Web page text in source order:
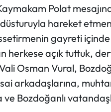
Polat
hareket
gayreti içinde
herkese açık tuttuk,
Osman Vural,
arkadaşlarına,
ve Bozdoğanlı